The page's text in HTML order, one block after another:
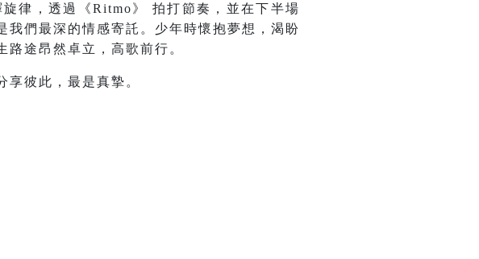
律，透過《Ritmo》 拍打節奏，並在下半場
們最深的情感寄託。少年時懷抱夢想，渴盼
途昂然卓立，高歌前行。
彼此，最是真摯。